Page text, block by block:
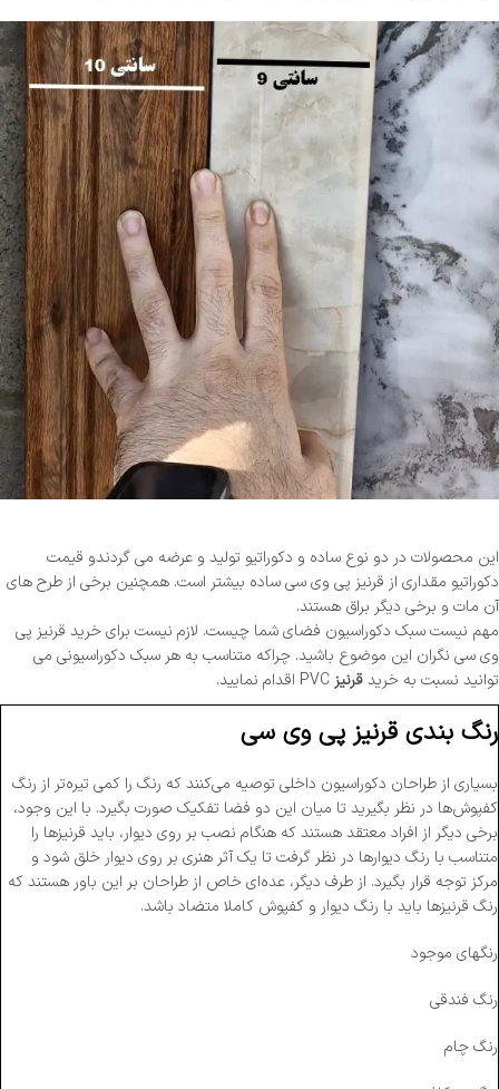
این محصولات در دو نوع ساده و دکوراتیو تولید و عرضه می گردندو قیمت
دکوراتیو مقداری از قرنیز پی وی سی ساده بیشتر است. همچنین برخی از طرح های
آن مات و برخی دیگر براق هستند.
مهم نیست سبک دکوراسیون فضای شما چیست. لازم نیست برای خرید قرنیز پی
وی سی نگران این موضوع باشید. چراکه متناسب به هر سبک دکوراسیونی می
توانید نسبت به خریدقرنیز
رنگ بندی قرنیز پی وی سی
بسیاری از طراحان دکوراسیون داخلی توصیه می‌کنند که رنگ را کمی تیره‌تر از رنگ
کفپوش‌ها در نظر بگیرید تا میان این دو فضا تفکیک صورت بگیرد. با این وجود،
برخی دیگر از افراد معتقد هستند که هنگام نصب بر روی دیوار، باید قرنیزها را
متناسب با رنگ دیوارها در نظر گرفت تا یک آثر هنری بر روی دیوار خلق شود و
مرکز توجه قرار بگیرد. از طرف دیگر، عده‌ای خاص از طراحان بر این باور هستند که
رنگ قرنیزها باید با رنگ دیوار و کفپوش کاملا متضاد باشد.
رنگهای موجود
رنگ فندقی
رنگ چام